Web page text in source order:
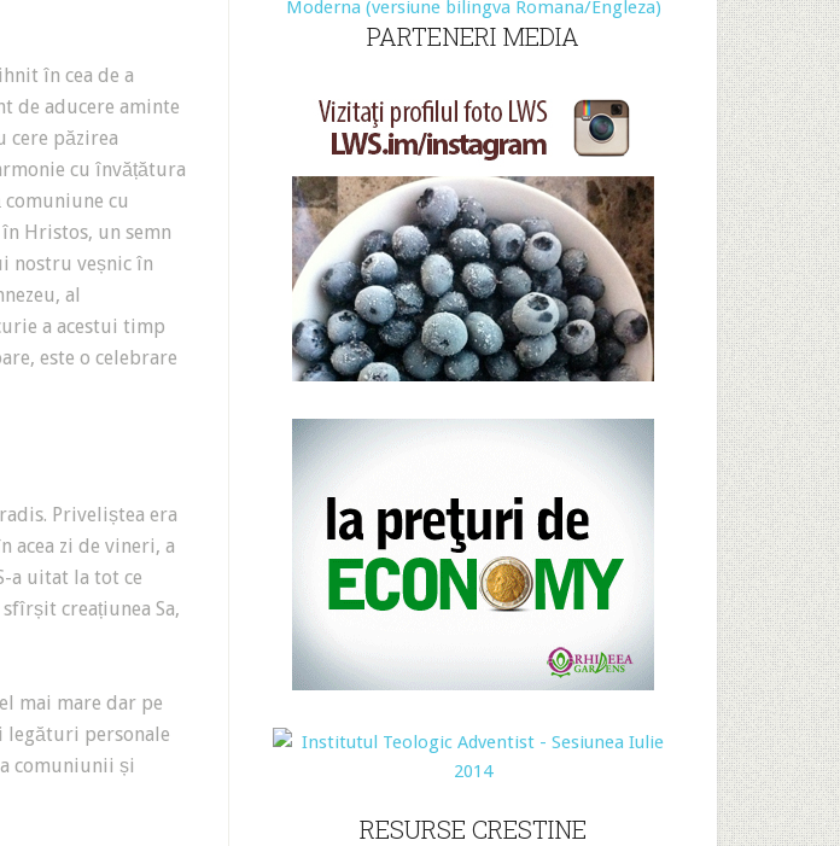
în cea de a
de aducere aminte
cere păzirea
cu învățătura
cu
Hristos, un semn
nostru veșnic în
al
a acestui timp
este o celebrare
Priveliștea era
acea zi de vineri, a
a uitat la tot ce
creațiunea Sa,
mai mare dar pe
legături personale
comuniunii și
PARTENERI MEDIA
RESURSE CRESTINE